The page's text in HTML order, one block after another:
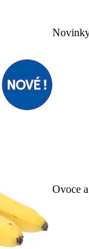
Ovoce